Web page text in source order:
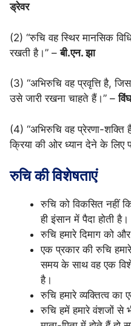
ड्रेवर
(2) “रुचि वह स्थिर मानसिक
रखती है।” –बी.एन. झा
(3) “अभिरुचि वह प्रवृत्ति है,
उसे जारी रखना चाहते हैं।” –
(4) “अभिरुचि वह प्रेरणा-शक्ति
क्रिया की ओर ध्यान देने के लिए
रुचि की विशेषताएं
रुचि को विकसित नहीं
ही इंसान में पैदा होती है।
रुचि हमारे दिमाग को
एक प्रकार की रुचि
समय के साथ वह एक
है।
रुचि हमारे व्यक्तित्व का
रुचि हमें हमारे वंशजों से